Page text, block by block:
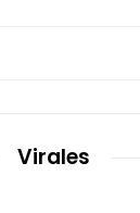
Virales